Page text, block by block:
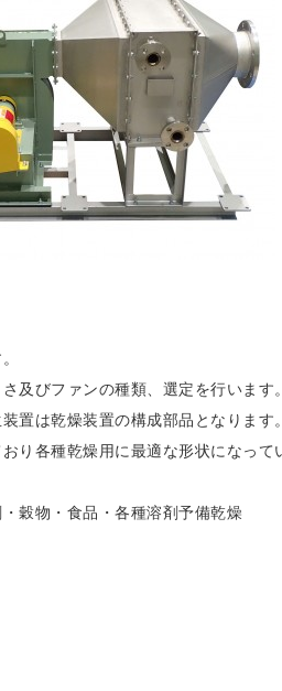
及びファンの種類、選定を行います。
置は乾燥装置の構成部品となります。
り各種乾燥用に最適な形状になって
穀物・食品・各種溶剤予備乾燥